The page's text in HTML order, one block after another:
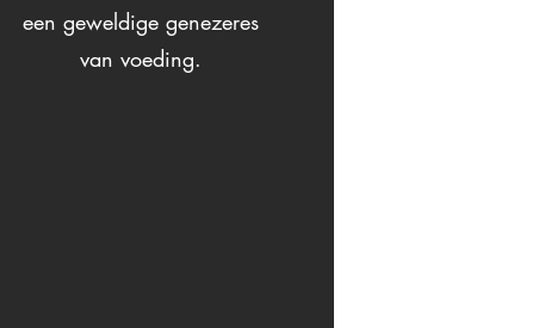
een geweldige genezeres
van voeding.